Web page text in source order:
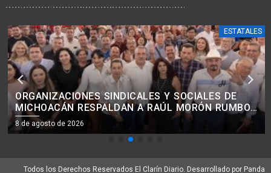
ESTATALES
ORGANIZACIONES SINDICALES Y SOCIALES DE
MICHOACÁN RESPALDAN A RAÚL MORÓN RUMBO
AL 2027
8 de agosto de 2026
Todos los Derechos Reservados El Clarín Diario. Desarrollado por Panda